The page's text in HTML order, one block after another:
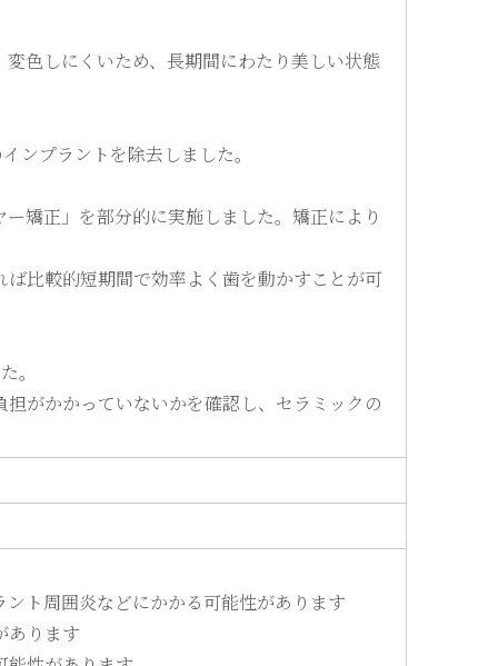
色しにくいため、長期間にわたり美しい状態
ンプラントを除去しました。
矯正」を部分的に実施しました。矯正により
比較的短期間で効率よく歯を動かすことが可
。
がかかっていないかを確認し、セラミックの
ト周囲炎などにかかる可能性があります
あります